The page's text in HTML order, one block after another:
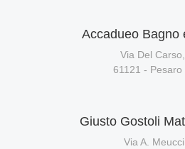
Accadueo Bagno
Via Del
61121 - Pesaro
Giusto Gostoli
Via A.